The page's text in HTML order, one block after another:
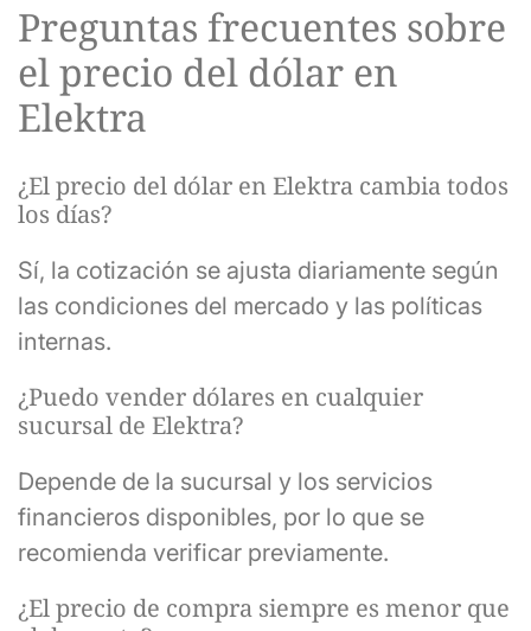
Preguntas frecuentes sobre
el precio del dólar en
Elektra
¿El precio del dólar en Elektra cambia todos
los días?
Sí, la cotización se ajusta diariamente según
las condiciones del mercado y las políticas
internas.
¿Puedo vender dólares en cualquier
sucursal de Elektra?
Depende de la sucursal y los servicios
financieros disponibles, por lo que se
recomienda verificar previamente.
¿El precio de compra siempre es menor que